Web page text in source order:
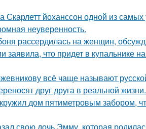
Скарлетт йоханссон одной из
неуверенность.
рассердилась на женщин,
заявила, что придет в купальнике
всё чаще называют
друг друга в реальной жизни.
дом пятиметровым забором,